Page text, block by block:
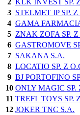
2 KLK INVEST SP.
3 STELMET IP SP. Z
4 GAMA
5 ZNAK ZOFA SP. Z
6 GASTROMOVE
7 SAKANA S.A.
8 LOCATIO SP. Z
9 BJ PORTOFINO
10 ONLY MAGIC SP.
11 TREFL TOYS SP.
12 JOKER TNC S.A.